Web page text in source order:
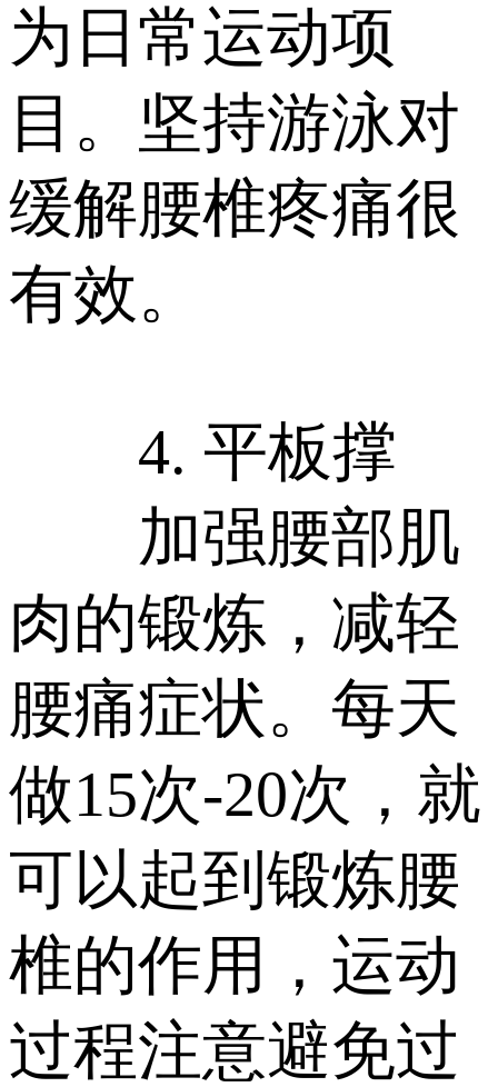
为日常运动项
目。坚持游泳对
缓解腰椎疼痛很
有效。
4. 平板撑
加强腰部肌
肉的锻炼，减轻
腰痛症状。每天
做15次-20次，就
可以起到锻炼腰
椎的作用，运动
过程注意避免过